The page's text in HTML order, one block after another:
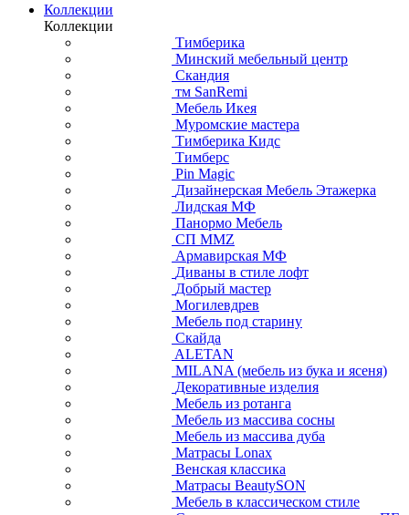
Коллекции
Коллекции
Тимберика
Минский мебельный центр
Скандия
тм SanRemi
Мебель Икея
Муромские мастера
Тимберика Кидс
Тимберс
Pin Magic
Дизайнерская Мебель Этажерка
Лидская МФ
Панормо Мебель
СП ММZ
Армавирская МФ
Диваны в стиле лофт
Добрый мастер
Могилевдрев
Мебель под старину
Скайда
ALETAN
MILANA (мебель из бука и ясеня)
Декоративные изделия
Мебель из ротанга
Мебель из массива сосны
Мебель из массива дуба
Матрасы Lonax
Венская классика
Матрасы BeautySON
Мебель в классическом стиле